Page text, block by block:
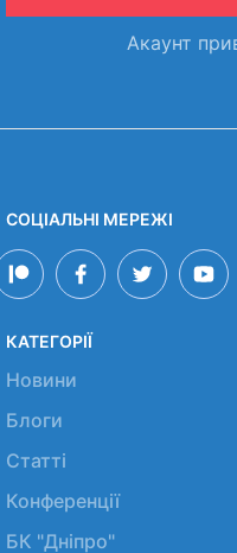
Акаунт
СОЦІАЛЬНІ МЕРЕЖІ
КАТЕГОРІЇ
Новини
Блоги
Статті
Конференції
БК "Дніпро"